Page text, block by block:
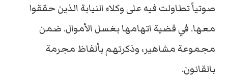
صوتياً تطاولت فيه على وكلاء النيابة الذين حققوا
معها. في قضية اتهامها بغسل الأموال. ضمن
مجموعة مشاهير، وذكرتهم بألفاظ مجرمة
بالقانون.